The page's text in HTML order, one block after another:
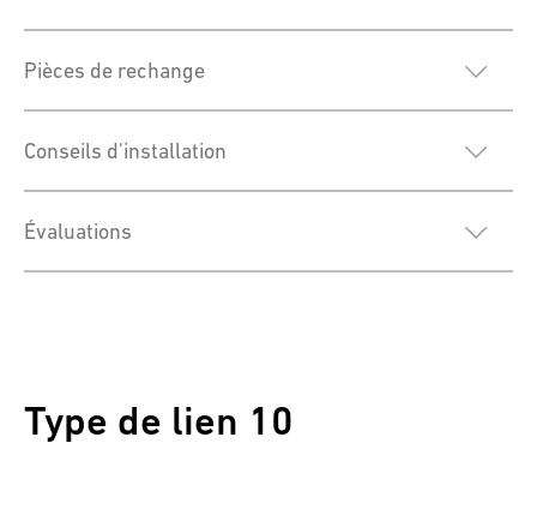
Pièces de rechange
Conseils d'installation
Évaluations
Type de lien 10